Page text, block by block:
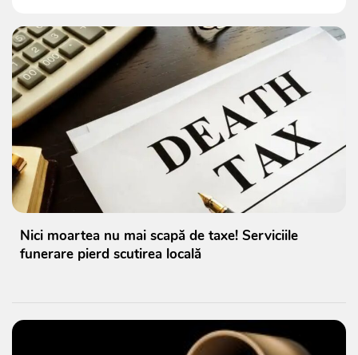
Nici moartea nu mai scapă de taxe! Serviciile
funerare pierd scutirea locală